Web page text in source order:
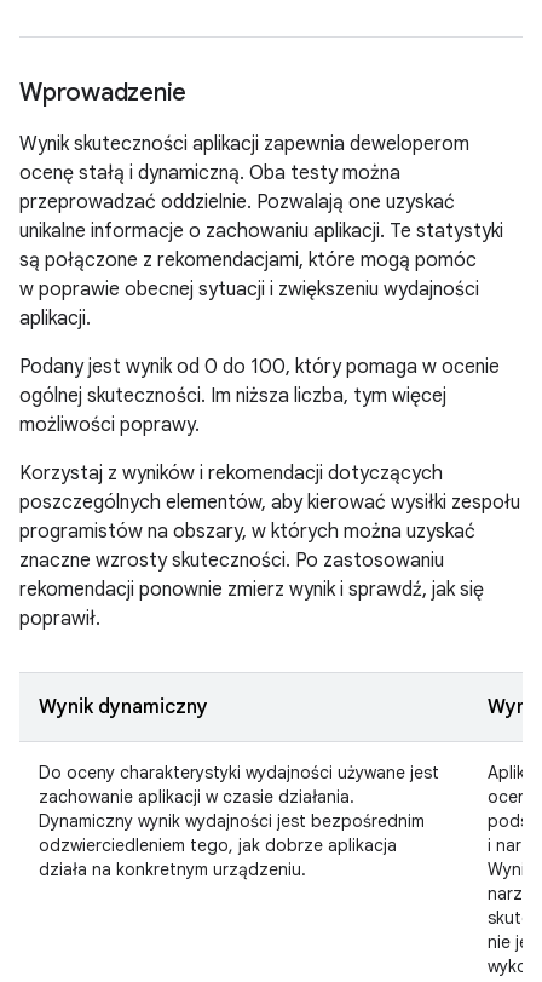
Wprowadzenie
Wynik skuteczności aplikacji zapewnia deweloperom
ocenę stałą i dynamiczną. Oba testy można
przeprowadzać oddzielnie. Pozwalają one uzyskać
unikalne informacje o zachowaniu aplikacji. Te statystyki
są połączone z rekomendacjami, które mogą pomóc
w poprawie obecnej sytuacji i zwiększeniu wydajności
aplikacji.
Podany jest wynik od 0 do 100, który pomaga w ocenie
ogólnej skuteczności. Im niższa liczba, tym więcej
możliwości poprawy.
Korzystaj z wyników i rekomendacji dotyczących
poszczególnych elementów, aby kierować wysiłki zespołu
programistów na obszary, w których można uzyskać
znaczne wzrosty skuteczności. Po zastosowaniu
rekomendacji ponownie zmierz wynik i sprawdź, jak się
poprawił.
Wynik dynamiczny
Do oceny charakterystyki wydajności używane jest
zachowanie aplikacji w czasie działania.
Dynamiczny wynik wydajności jest bezpośrednim
odzwierciedleniem tego, jak dobrze aplikacja
działa na konkretnym urządzeniu.
oceny
i
Wynik
nie